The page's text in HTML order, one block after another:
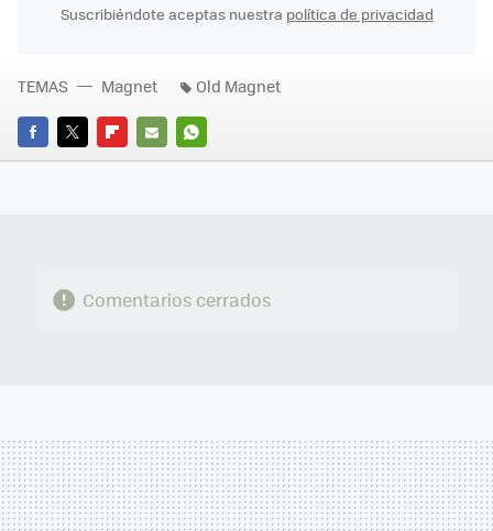
Suscribiéndote aceptas nuestra política de privacidad
FACEBOOK
TWITTERFLIPBOARD
E-
WHATSAPP
TEMAS Magnet Old Magnet
Comentarios cerrados